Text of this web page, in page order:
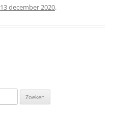
13 december 2020.